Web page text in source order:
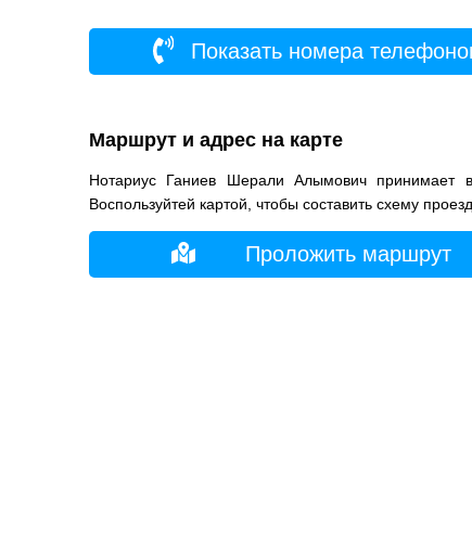
Показать номера
Маршрут и адрес на карте
Нотариус Ганиев Шерали Алымович принимает
Воспользуйтей картой, чтобы составить схему
Проложить маршрут